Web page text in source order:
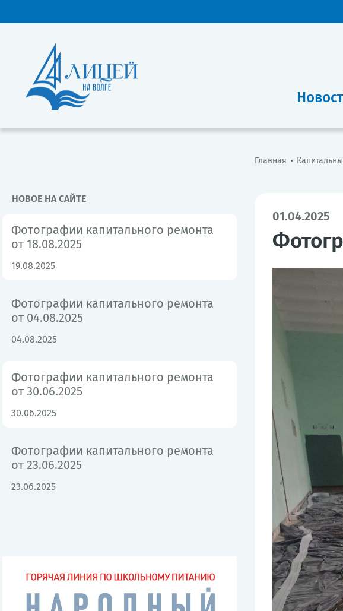
Главная
НОВОЕ НА САЙТЕ
Фотографии капитального ремонта
от 18.08.2025
19.08.2025
Фотографии капитального ремонта
от 04.08.2025
04.08.2025
Фотографии капитального ремонта
от 30.06.2025
30.06.2025
Фотографии капитального ремонта
от 23.06.2025
23.06.2025
01.04.2025